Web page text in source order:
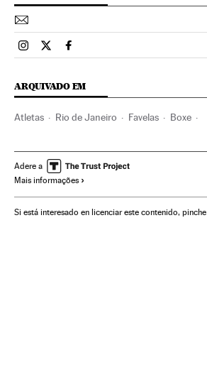
Esportes El País Brasil en Instagram
Esportes El País Brasil en Twitter
Esportes El País Brasil en
ARQUIVADO EM
Atletas Rio de Janeiro Favelas Boxe
Habitação precária ONG
Solidariedade
Atletismo Esportistas América do Sul
Adere a
Mais informações
Si está interesado en licenciar este contenido, pinche